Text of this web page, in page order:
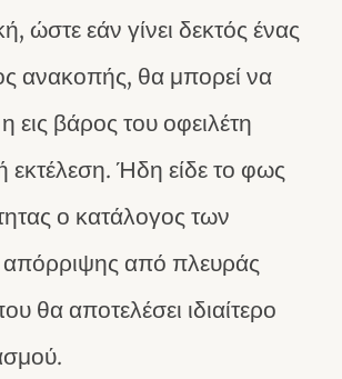
ώστε εάν γίνει δεκτός ένας
ανακοπής, θα μπορεί να
εις βάρος του οφειλέτη
εκτέλεση. Ήδη είδε το φως
ο κατάλογος των
απόρριψης από πλευράς
θα αποτελέσει ιδιαίτερο